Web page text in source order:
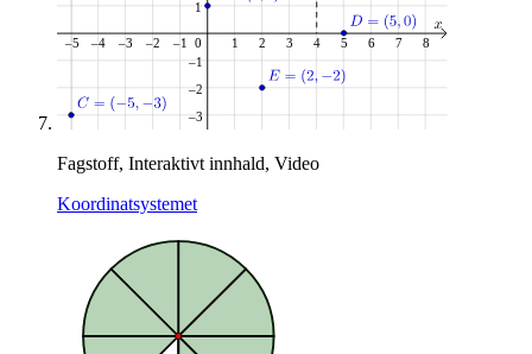
Fagstoff, Interaktivt innhald, Video
Koordinatsystemet